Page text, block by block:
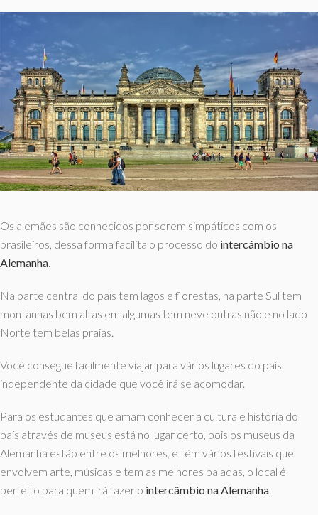
Os alemães são conhecidos por serem simpáticos com os
brasileiros, dessa forma facilita o processo do intercâmbio na
Alemanha.
Na parte central do país tem lagos e florestas, na parte Sul tem
montanhas bem altas em algumas tem neve outras não e no lado
Norte tem belas praias.
Você consegue facilmente viajar para vários lugares do país
independente da cidade que você irá se acomodar.
Para os estudantes que amam conhecer a cultura e história do
país através de museus está no lugar certo, pois os museus da
Alemanha estão entre os melhores, e têm vários festivais que
envolvem arte, músicas e tem as melhores baladas, o local é
perfeito para quem irá fazer o intercâmbio na Alemanha.